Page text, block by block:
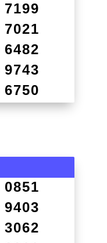
7199
7021
6482
9743
6750
0851
9403
3062